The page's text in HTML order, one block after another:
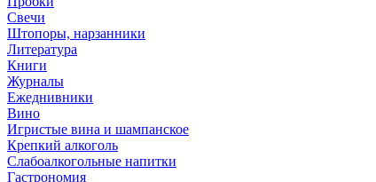
Свечи
Штопоры, нарзанники
Литература
Книги
Журналы
Ежеднивники
Вино
Игристые вина и шампанское
Крепкий алкоголь
Слабоалкогольные напитки
Гастрономия